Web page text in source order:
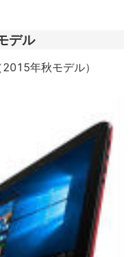
デル
2015年秋モデル）